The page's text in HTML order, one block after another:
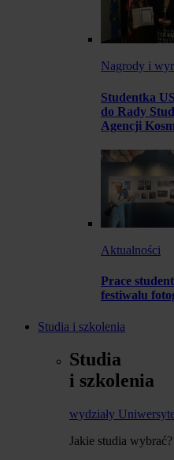
Nagrody i
Studentka
do Rady
Agencji
Aktualności
Prace
festiwalu
Studia i szkolenia
Studia
i szkolenia
wydziały
Jakie studia wybrać?